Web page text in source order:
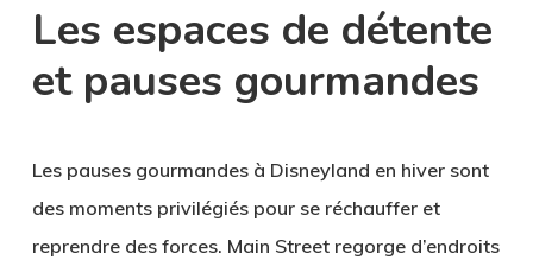
Les espaces de détente
et pauses gourmandes
Les pauses gourmandes à Disneyland en hiver sont
des moments privilégiés pour se réchauffer et
reprendre des forces. Main Street regorge d’endroits